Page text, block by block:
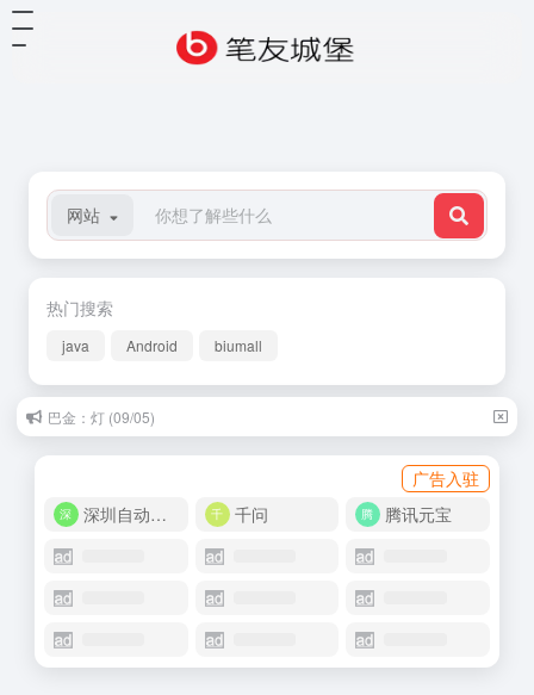
网站
热门搜索
java Android biumall
巴金：灯 (09/05)
广告入驻
深圳自动化商城
千问 腾讯元宝